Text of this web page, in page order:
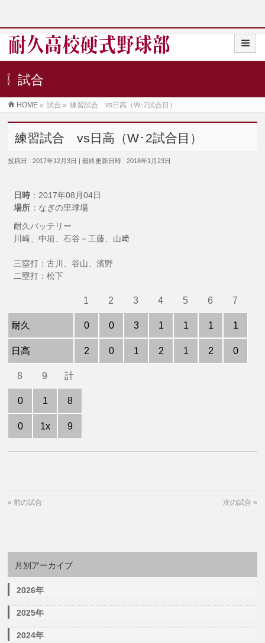
試合
HOME » 試合 » 練習試合 vs日高（W･2試合目）
練習試合 vs日高（W･2試合目）
投稿日 : 2017年12月3日 最終更新日時 : 2018年1月23日
日時 ：2017年08月04日
場所 ：なぎの里球場
耐久バッテリー
川崎、中垣、石谷－工藤、山﨑
三塁打：古川、谷山、濱野
二塁打：松下
耐久
日高
1
0
2
2
0
0
3
3
1
4
1
2
5
1
1
6
1
2
7
1
0
8
0
0
9
1
1x
計
8
9
«前の試合 次の試合 »
月別アーカイブ
2026年
2025年
2024年